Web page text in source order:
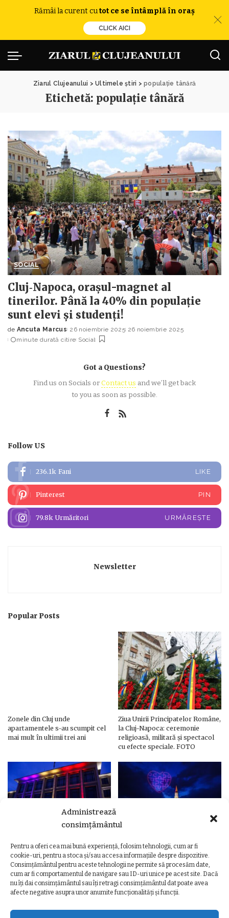
Administrează
consimțământul
Pentru a oferi cea mai bună experiență, folosim tehnologii, cum ar fi
cookie-uri, pentru a stoca și/sau accesa informațiile despre dispozitive.
Consimțământul pentru aceste tehnologii ne permite să procesăm date,
cum ar fi comportamentul de navigare sau ID-uri unice pe acest site. Dacă
nu îți dai consimțământul sau îți retragi consimțământul dat poate avea
afecte negative asupra unor anumite funcționalități și funcții.
Rămâi la curent cutot ce se întâmplă în oraș
CLICK AICI
Ziarul Clujeanului >Ultimele știri >populație tânără
Etichetă: populație tânără
SOCIAL
Cluj‑Napoca, oraşul-magnet al
tinerilor. Până la 40% din populaţie
sunt elevi şi studenţi!
Posted
by
de Ancuta Marcus 26 noiembrie 2025 26 noiembrie 2025
minute durată citire Social
Got a Questions?
Find us on Socials orContact us and we’ll get back
to you as soon as possible.
Follow US
236.1k Fani LIKE
Pinterest PIN
79.8k Urmăritori URMĂREȘTE
Newsletter
Popular Posts
Zonele din Cluj unde
apartamentele s-au scumpit cel
mai mult în ultimii trei ani
Ziua Unirii Principatelor Române,
la Cluj-Napoca: ceremonie
religioasă, militară și spectacol
cu efecte speciale. FOTO
Ziua Unirii Principatelor Române
– Clădiri și poduri din Cluj,
iluminate în culorile drapelului
Ziua Unirii la Cluj-Napoca.
Programul complet al
evenimentelor